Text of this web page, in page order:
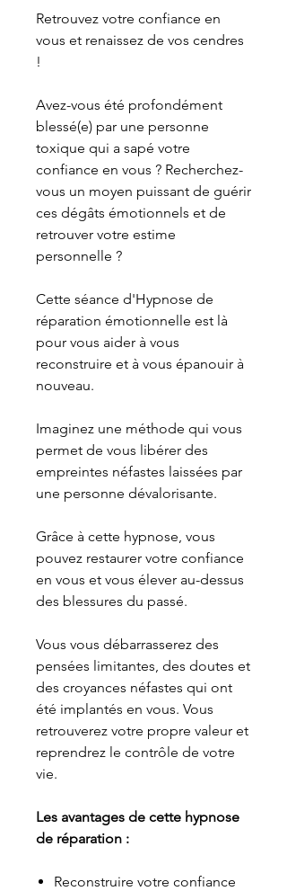
Retrouvez votre confiance en
vous et renaissez de vos cendres
!
Avez-vous été profondément
blessé(e) par une personne
toxique qui a sapé votre
confiance en vous ? Recherchez-
vous un moyen puissant de guérir
ces dégâts émotionnels et de
retrouver votre estime
personnelle ?
Cette séance d'Hypnose de
réparation émotionnelle est là
pour vous aider à vous
reconstruire et à vous épanouir à
nouveau.
Imaginez une méthode qui vous
permet de vous libérer des
empreintes néfastes laissées par
une personne dévalorisante.
Grâce à cette hypnose, vous
pouvez restaurer votre confiance
en vous et vous élever au-dessus
des blessures du passé.
Vous vous débarrasserez des
pensées limitantes, des doutes et
des croyances néfastes qui ont
été implantés en vous. Vous
retrouverez votre propre valeur et
reprendrez le contrôle de votre
vie.
Les avantages de cette hypnose
de réparation :
Reconstruire votre confiance